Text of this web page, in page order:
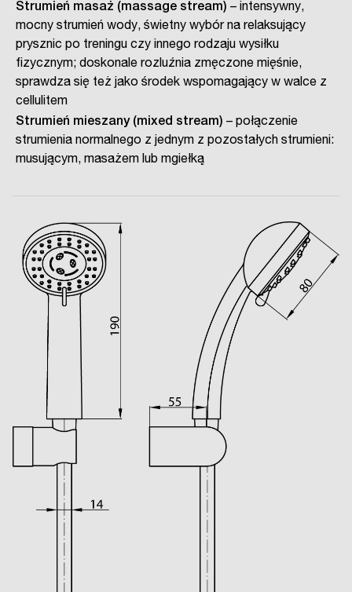
Strumień masaż (massage stream) – intensywny,
mocny strumień wody, świetny wybór na relaksujący
prysznic po treningu czy innego rodzaju wysiłku
fizycznym; doskonale rozluźnia zmęczone mięśnie,
sprawdza się też jako środek wspomagający w walce z
cellulitem
Strumień mieszany (mixed stream) – połączenie
strumienia normalnego z jednym z pozostałych strumieni:
musującym, masażem lub mgiełką